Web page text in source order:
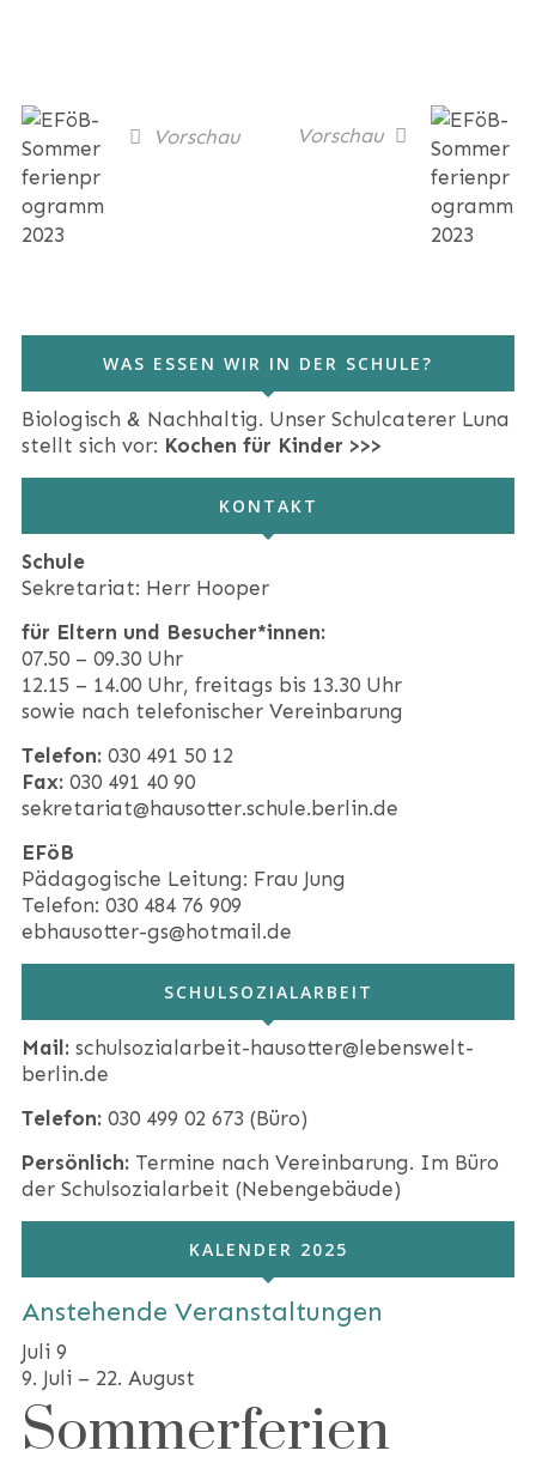
Vorschau Vorschau
WAS ESSEN WIR IN DER SCHULE?
Biologisch & Nachhaltig. Unser Schulcaterer Luna
stellt sich vor: Kochen für Kinder >>>
KONTAKT
Schule
Sekretariat: Herr Hooper
für Eltern und Besucher*innen:
07.50 – 09.30 Uhr
12.15 – 14.00 Uhr, freitags bis 13.30 Uhr
sowie nach telefonischer Vereinbarung
Telefon: 030 491 50 12
Fax: 030 491 40 90
sekretariat@hausotter.schule.berlin.de
EFöB
Pädagogische Leitung: Frau Jung
Telefon: 030 484 76 909
ebhausotter-gs@hotmail.de
SCHULSOZIALARBEIT
Mail: schulsozialarbeit-hausotter@lebenswelt-
berlin.de
Telefon: 030 499 02 673 (Büro)
Persönlich: Termine nach Vereinbarung. Im Büro
der Schulsozialarbeit (Nebengebäude)
KALENDER 2025
Anstehende Veranstaltungen
Juli 9
9. Juli – 22. August
Sommerferien